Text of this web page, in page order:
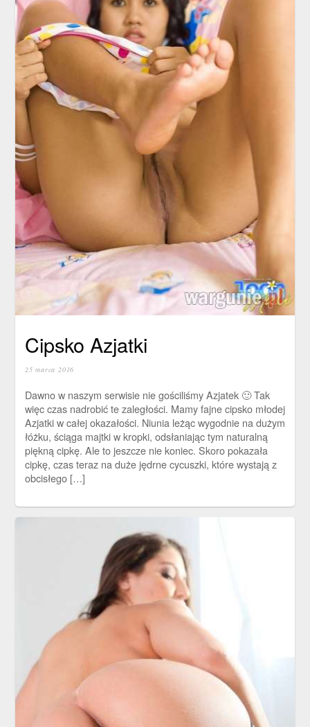
Cipsko Azjatki
25 marca 2016
Dawno w naszym serwisie nie gościliśmy Azjatek 🙂 Tak
więc czas nadrobić te zaległości. Mamy fajne cipsko młodej
Azjatki w całej okazałości. Niunia leżąc wygodnie na dużym
łóżku, ściąga majtki w kropki, odsłaniając tym naturalną
piękną cipkę. Ale to jeszcze nie koniec. Skoro pokazała
cipkę, czas teraz na duże jędrne cycuszki, które wystają z
obcisłego […]